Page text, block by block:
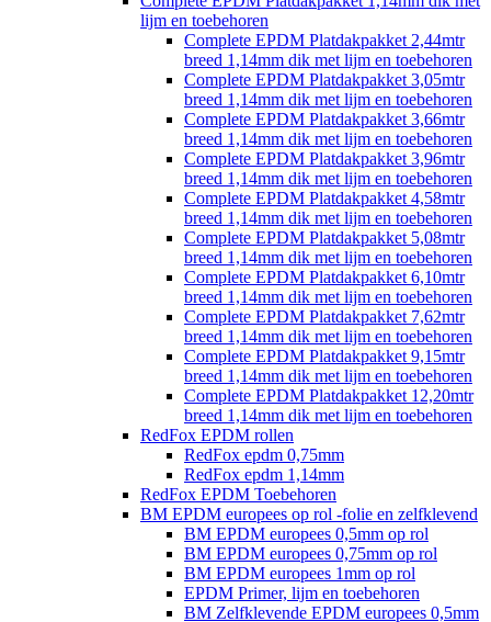
lijm en toebehoren
Complete EPDM Platdakpakket 2,44mtr
breed 1,14mm dik met lijm en toebehoren
Complete EPDM Platdakpakket 3,05mtr
breed 1,14mm dik met lijm en toebehoren
Complete EPDM Platdakpakket 3,66mtr
breed 1,14mm dik met lijm en toebehoren
Complete EPDM Platdakpakket 3,96mtr
breed 1,14mm dik met lijm en toebehoren
Complete EPDM Platdakpakket 4,58mtr
breed 1,14mm dik met lijm en toebehoren
Complete EPDM Platdakpakket 5,08mtr
breed 1,14mm dik met lijm en toebehoren
Complete EPDM Platdakpakket 6,10mtr
breed 1,14mm dik met lijm en toebehoren
Complete EPDM Platdakpakket 7,62mtr
breed 1,14mm dik met lijm en toebehoren
Complete EPDM Platdakpakket 9,15mtr
breed 1,14mm dik met lijm en toebehoren
Complete EPDM Platdakpakket 12,20mtr
breed 1,14mm dik met lijm en toebehoren
RedFox EPDM rollen
RedFox epdm 0,75mm
RedFox epdm 1,14mm
RedFox EPDM Toebehoren
BM EPDM europees op rol -folie en zelfklevend
BM EPDM europees 0,5mm op rol
BM EPDM europees 0,75mm op rol
BM EPDM europees 1mm op rol
EPDM Primer, lijm en toebehoren
BM Zelfklevende EPDM europees 0,5mm